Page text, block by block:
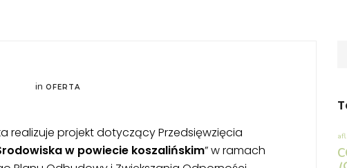
in OFERTA
realizuje projekt dotyczący Przedsięwzięcia
w powiecie koszalińskim” w ramach